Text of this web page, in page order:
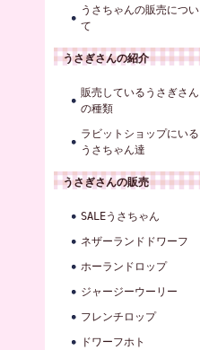
うさちゃんの販売につい
て
うさぎさんの紹介
販売しているうさぎさん
の種類
ラビットショップにいる
うさちゃん達
うさぎさんの販売
SALEうさちゃん
ネザーランドドワーフ
ホーランドロップ
ジャージーウーリー
フレンチロップ
ドワーフホト